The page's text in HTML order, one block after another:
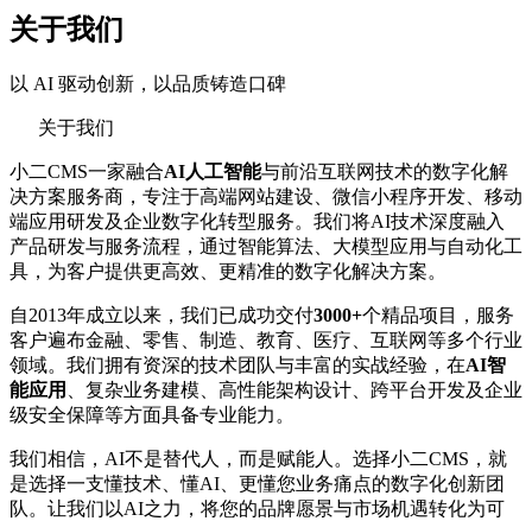
关于我们
以 AI 驱动创新，以品质铸造口碑
关于我们
小二CMS一家融合AI人工智能与前沿互联网技术的数字化解
决方案服务商，专注于高端网站建设、微信小程序开发、移动
端应用研发及企业数字化转型服务。我们将AI技术深度融入
产品研发与服务流程，通过智能算法、大模型应用与自动化工
具，为客户提供更高效、更精准的数字化解决方案。
自2013年成立以来，我们已成功交付3000+个精品项目，服务
客户遍布金融、零售、制造、教育、医疗、互联网等多个行业
领域。我们拥有资深的技术团队与丰富的实战经验，在AI智
能应用
、复杂业务建模、高性能架构设计、跨平台开发及企业
级安全保障等方面具备专业能力。
我们相信，AI不是替代人，而是赋能人。选择小二CMS，就
是选择一支懂技术、懂AI、更懂您业务痛点的数字化创新团
队。让我们以AI之力，将您的品牌愿景与市场机遇转化为可